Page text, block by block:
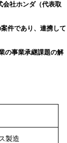
社ホンダ（代表取
件であり、連携して
の事業承継課題の解
製造